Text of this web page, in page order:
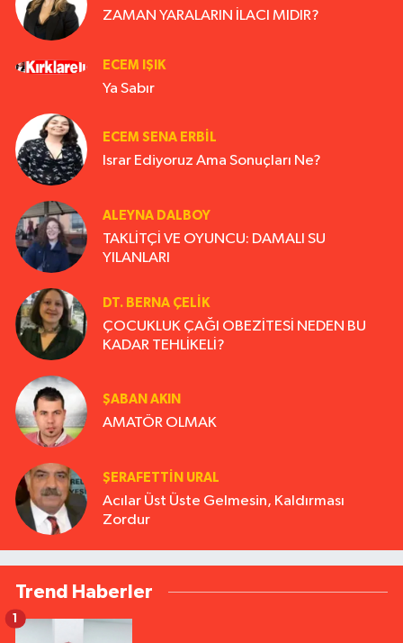
ZAMAN YARALARIN İLACI MIDIR?
ECEM IŞIK
Ya Sabır
ECEM SENA ERBIL
Israr Ediyoruz Ama Sonuçları Ne?
ALEYNA DALBOY
TAKLİTÇİ VE OYUNCU: DAMALI SU
YILANLARI
DT. BERNA ÇELIK
ÇOCUKLUK ÇAĞI OBEZİTESİ NEDEN BU
KADAR TEHLİKELİ?
ŞABAN AKIN
AMATÖR OLMAK
ŞERAFETTIN URAL
Acılar Üst Üste Gelmesin, Kaldırması
Zordur
Trend Haberler
1